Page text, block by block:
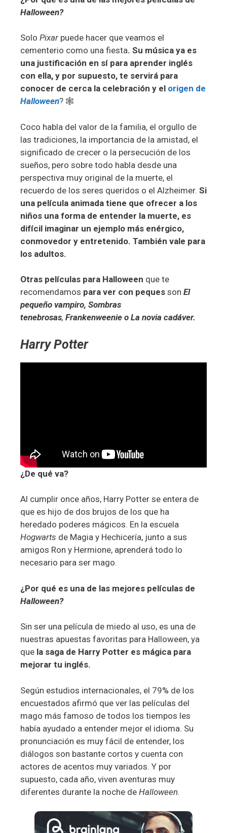
Halloween?
Solo Pixar puede hacer que veamos el
cementerio como una fiesta. Su música ya es
una justificación en sí para aprender inglés
con ella, y por supuesto, te servirá para
conocer de cerca la celebración y el origen de
Halloween? 🕸️
Coco habla del valor de la familia, el orgullo de
las tradiciones, la importancia de la amistad, el
significado de crecer o la persecución de los
sueños, pero sobre todo habla desde una
perspectiva muy original de la muerte, el
recuerdo de los seres queridos o el Alzheimer. Si
una película animada tiene que ofrecer a los
niños una forma de entender la muerte, es
difícil imaginar un ejemplo más enérgico,
conmovedor y entretenido. También vale para
los adultos.
Otras películas para Halloween que te
recomendamos para ver con peques son El
pequeño vampiro, Sombras
tenebrosas, Frankenweenie o La novia cadáver.
Harry Potter
¿De qué va?
Al cumplir once años, Harry Potter se entera de
que es hijo de dos brujos de los que ha
heredado poderes mágicos. En la escuela
Hogwarts de Magia y Hechicería, junto a sus
amigos Ron y Hermione, aprenderá todo lo
necesario para ser mago.
¿Por qué es una de las mejores películas de
Halloween?
Sin ser una película de miedo al uso, es una de
nuestras apuestas favoritas para Halloween, ya
que la saga de Harry Potter es mágica para
mejorar tu inglés.
Según estudios internacionales, el 79% de los
encuestados afirmó que ver las películas del
mago más famoso de todos los tiempos les
había ayudado a entender mejor el idioma. Su
pronunciación es muy fácil de entender, los
diálogos son bastante cortos y cuenta con
actores de acentos muy variados. Y por
supuesto, cada año, viven aventuras muy
diferentes durante la noche de Halloween.